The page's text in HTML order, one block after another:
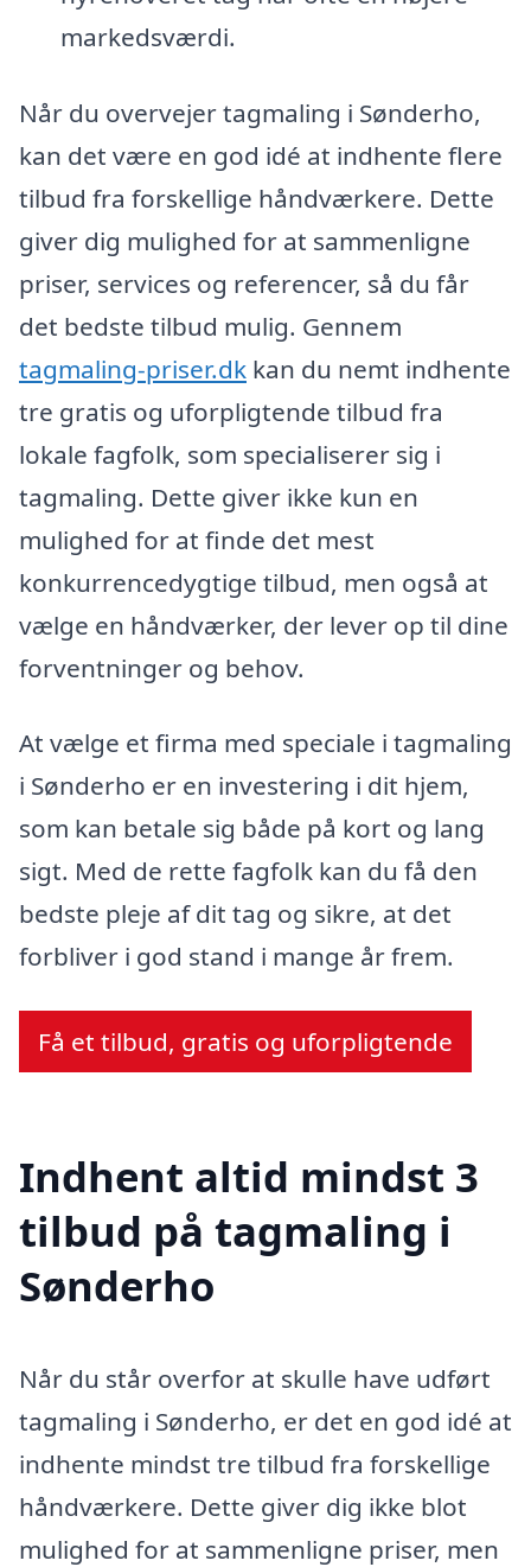
markedsværdi.
Når du overvejer tagmaling i Sønderho,
kan det være en god idé at indhente flere
tilbud fra forskellige håndværkere. Dette
giver dig mulighed for at sammenligne
priser, services og referencer, så du får
det bedste tilbud mulig. Gennem
tagmaling-priser.dk kan du nemt indhente
tre gratis og uforpligtende tilbud fra
lokale fagfolk, som specialiserer sig i
tagmaling. Dette giver ikke kun en
mulighed for at finde det mest
konkurrencedygtige tilbud, men også at
vælge en håndværker, der lever op til dine
forventninger og behov.
At vælge et firma med speciale i tagmaling
i Sønderho er en investering i dit hjem,
som kan betale sig både på kort og lang
sigt. Med de rette fagfolk kan du få den
bedste pleje af dit tag og sikre, at det
forbliver i god stand i mange år frem.
Få et tilbud, gratis og uforpligtende
Indhent altid mindst 3
tilbud på tagmaling i
Sønderho
Når du står overfor at skulle have udført
tagmaling i Sønderho, er det en god idé at
indhente mindst tre tilbud fra forskellige
håndværkere. Dette giver dig ikke blot
mulighed for at sammenligne priser, men